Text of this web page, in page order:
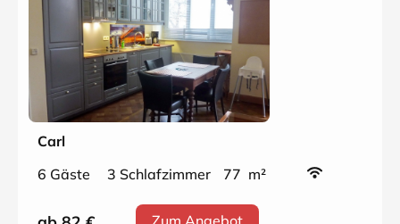
Carl
6 Gäste
3 Schlafzimmer 77 m²
Zum Angebot